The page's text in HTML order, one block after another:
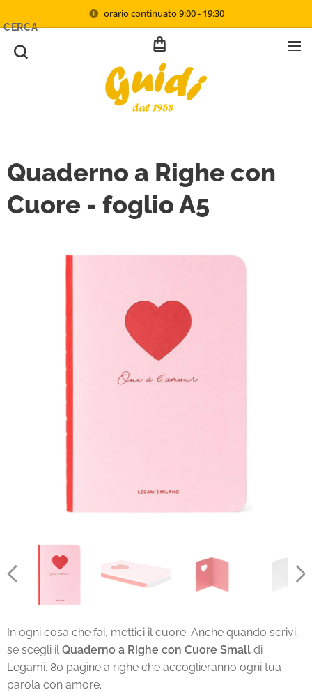
orario continuato 9:00 - 19:30
CERCA
Quaderno a Righe con
Cuore - foglio A5
In ogni cosa che fai, mettici il cuore. Anche quando scrivi,
se scegli ilQuaderno a Righe con Cuore Small di
Legami. 80 pagine a righe che accoglieranno ogni tua
parola con amore.